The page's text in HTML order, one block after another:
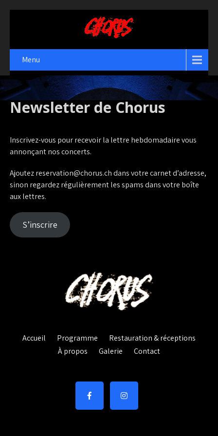
Menu
Newsletter de Chorus
Inscrivez-vous pour recevoir la lettre hebdomadaire vous
annonçant nos concerts.
Ajoutez reservation@chorus.ch dans votre carnet d’adresse,
sinon regardez régulièrement les spams dans votre boîte
aux lettres.
S’inscrire
Accueil Programme
Restauration & réceptions
À propos
Galerie Contact